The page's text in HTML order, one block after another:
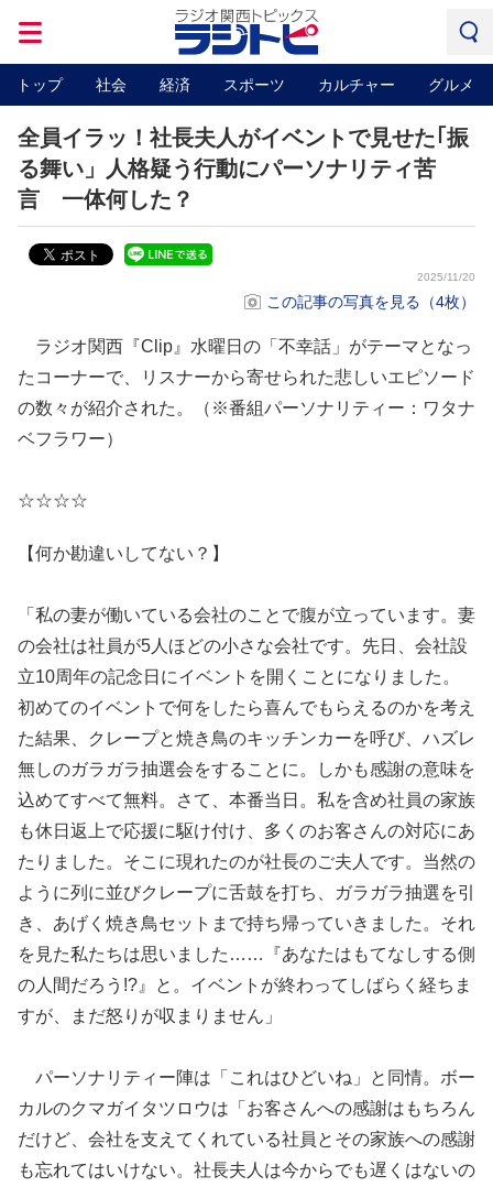
トップ 社会 経済 スポーツ カルチャー グルメ
全員イラッ！社長夫人がイベントで見せた｢振
る舞い」人格疑う行動にパーソナリティ苦
言 一体何した？
2025/11/20
この記事の写真を見る（4枚）
ラジオ関西『Clip』水曜日の「不幸話」がテーマとなっ
たコーナーで、リスナーから寄せられた悲しいエピソード
の数々が紹介された。（※番組パーソナリティー：ワタナ
ベフラワー）
☆☆☆☆
【何か勘違いしてない？】
「私の妻が働いている会社のことで腹が立っています。妻
の会社は社員が5人ほどの小さな会社です。先日、会社設
立10周年の記念日にイベントを開くことになりました。
初めてのイベントで何をしたら喜んでもらえるのかを考え
た結果、クレープと焼き鳥のキッチンカーを呼び、ハズレ
無しのガラガラ抽選会をすることに。しかも感謝の意味を
込めてすべて無料。さて、本番当日。私を含め社員の家族
も休日返上で応援に駆け付け、多くのお客さんの対応にあ
たりました。そこに現れたのが社長のご夫人です。当然の
ように列に並びクレープに舌鼓を打ち、ガラガラ抽選を引
き、あげく焼き鳥セットまで持ち帰っていきました。それ
を見た私たちは思いました……『あなたはもてなしする側
の人間だろう!?』と。イベントが終わってしばらく経ちま
すが、まだ怒りが収まりません」
パーソナリティー陣は「これはひどいね」と同情。ボー
カルのクマガイタツロウは「お客さんへの感謝はもちろん
だけど、会社を支えてくれている社員とその家族への感謝
も忘れてはいけない。社長夫人は今からでも遅くはないの